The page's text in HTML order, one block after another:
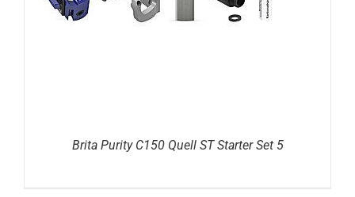
Brita Purity C150 Quell ST Starter Set 5